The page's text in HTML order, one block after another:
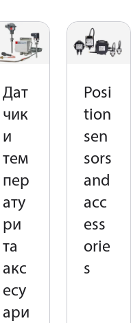
Дат
чик
и
тем
пер
ату
ри
та
акс
есу
ари
Posi
tion
sen
sors
and
acc
ess
orie
s